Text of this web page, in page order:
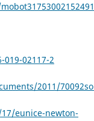
02117-2
2011/
eunice-newton-